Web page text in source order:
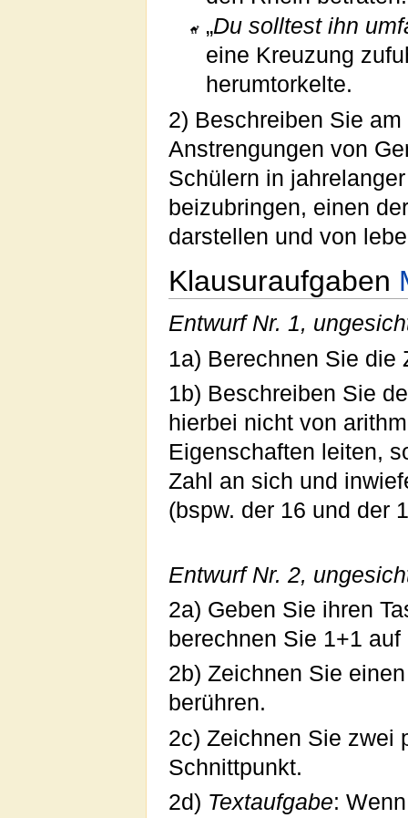
„Du solltest ihn
eine Kreuzung
herumtorkelte.
2) Beschreiben Sie
Anstrengungen von
Schülern in
beizubringen, einen
darstellen und von
Klausuraufgaben
Entwurf Nr. 1,
1a) Berechnen Sie die
1b) Beschreiben Sie
hierbei nicht von
Eigenschaften leiten,
Zahl an sich und
(bspw. der 16 und der
Entwurf Nr. 2,
2a) Geben Sie ihren
berechnen Sie 1+1
2b) Zeichnen Sie
berühren.
2c) Zeichnen Sie zwei
Schnittpunkt.
2d) Textaufgabe: